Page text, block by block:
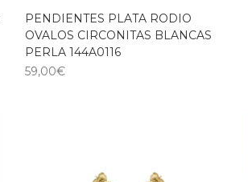
PENDIENTES PLATA RODIO
OVALOS CIRCONITAS BLANCAS
PERLA 144A0116
59,00€